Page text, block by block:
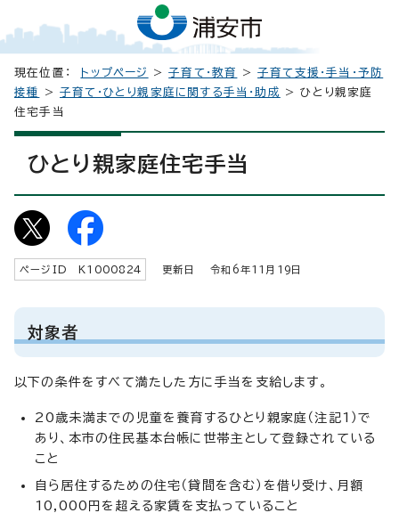
現在位置： トップページ >子育て・教育 >子育て支援・手当・予防
接種
>子育て・ひとり親家庭に関する手当・助成
> ひとり親家庭
住宅手当
ひとり親家庭住宅手当
ページID K 1000824 更新日 令和6年11 月 19 日
対象者
以下の条件をすべて満たした方に手当を支給します。
20歳未満までの児童を養育するひとり親家庭（注記1）で
あり、本市の住民基本台帳に世帯主として登録されている
こと
自ら居住するための住宅（貸間を含む）を借り受け、月額
10,000円を超える家賃を支払っていること